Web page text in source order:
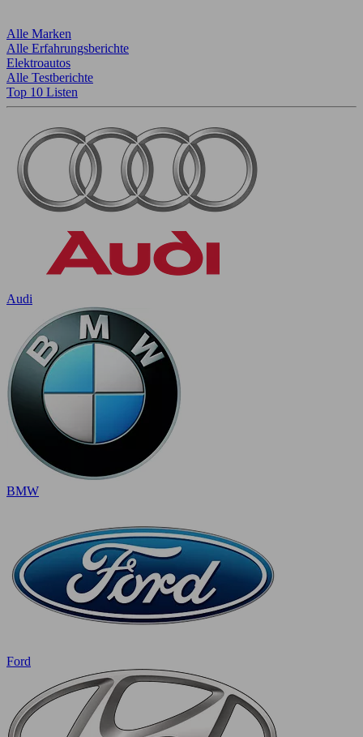
Alle Marken
Alle Erfahrungsberichte
Elektroautos
Alle Testberichte
Top 10 Listen
Audi
BMW
Ford